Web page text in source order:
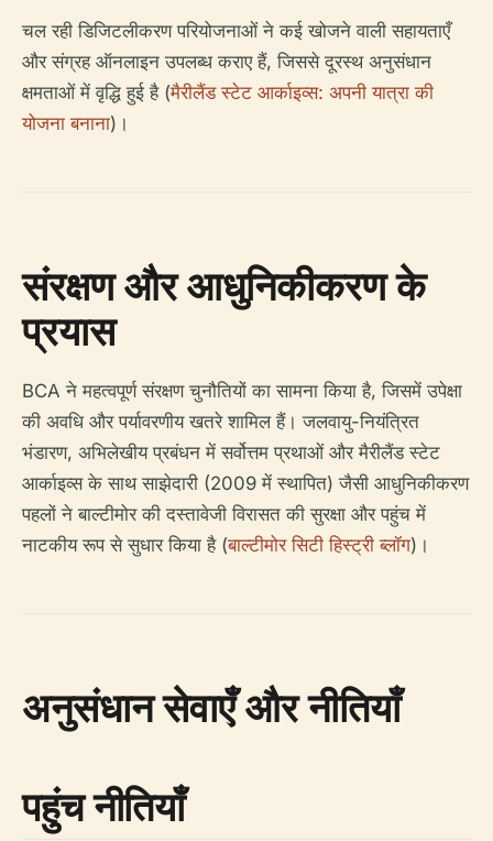
चल रही डिजिटलीकरण परियोजनाओं ने कई खोजने वाली सहायताएँ
और संग्रह ऑनलाइन उपलब्ध कराए हैं, जिससे दूरस्थ अनुसंधान
क्षमताओं में वृद्धि हुई है (मैरीलैंड स्टेट आर्काइव्स: अपनी यात्रा की
योजना बनाना)।
संरक्षण और आधुनिकीकरण के
प्रयास
BCA ने महत्वपूर्ण संरक्षण चुनौतियों का सामना किया है, जिसमें उपेक्षा
की अवधि और पर्यावरणीय खतरे शामिल हैं। जलवायु-नियंत्रित
भंडारण, अभिलेखीय प्रबंधन में सर्वोत्तम प्रथाओं और मैरीलैंड स्टेट
आर्काइव्स के साथ साझेदारी (2009 में स्थापित) जैसी आधुनिकीकरण
पहलों ने बाल्टीमोर की दस्तावेजी विरासत की सुरक्षा और पहुंच में
नाटकीय रूप से सुधार किया है (बाल्टीमोर सिटी हिस्ट्री ब्लॉग)।
अनुसंधान सेवाएँ और नीतियाँ
पहुंच नीतियाँ